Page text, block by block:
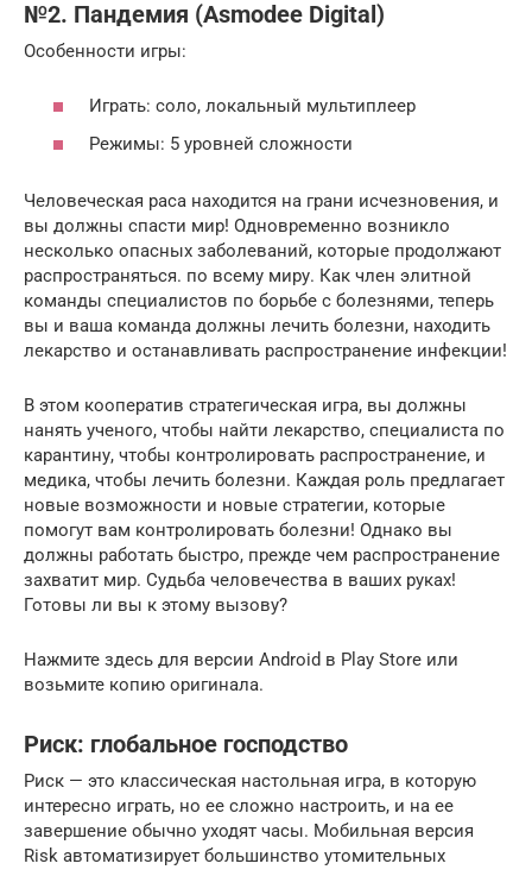
№2. Пандемия (Asmodee Digital)
Особенности игры:
Играть: соло, локальный мультиплеер
Режимы: 5 уровней сложности
Человеческая раса находится на грани исчезновения, и
вы должны спасти мир! Одновременно возникло
несколько опасных заболеваний, которые продолжают
распространяться. по всему миру. Как член элитной
команды специалистов по борьбе с болезнями, теперь
вы и ваша команда должны лечить болезни, находить
лекарство и останавливать распространение инфекции!
В этом кооператив стратегическая игра, вы должны
нанять ученого, чтобы найти лекарство, специалиста по
карантину, чтобы контролировать распространение, и
медика, чтобы лечить болезни. Каждая роль предлагает
новые возможности и новые стратегии, которые
помогут вам контролировать болезни! Однако вы
должны работать быстро, прежде чем распространение
захватит мир. Судьба человечества в ваших руках!
Готовы ли вы к этому вызову?
Нажмите здесь для версии Android в Play Store или
возьмите копию оригинала.
Риск: глобальное господство
Риск — это классическая настольная игра, в которую
интересно играть, но ее сложно настроить, и на ее
завершение обычно уходят часы. Мобильная версия
Risk автоматизирует большинство утомительных